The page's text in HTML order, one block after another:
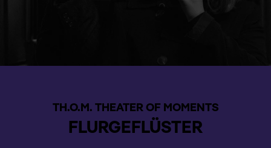
TH.O.M. THEATER OF MOMENTS
FLURGEFLÜSTER